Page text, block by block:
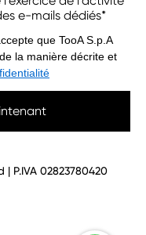
e-mails dédiés*
que TooA S.p.A
la manière décrite et
P.IVA 02823780420